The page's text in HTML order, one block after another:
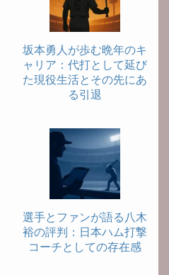
坂本勇人が歩む晩年のキ
ャリア：代打として延び
た現役生活とその先にあ
る引退
選手とファンが語る八木
裕の評判：日本ハム打撃
コーチとしての存在感